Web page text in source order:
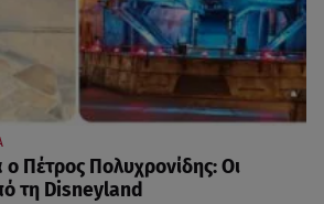
ο Πέτρος Πολυχρονίδης: Οι
τη Disneyland